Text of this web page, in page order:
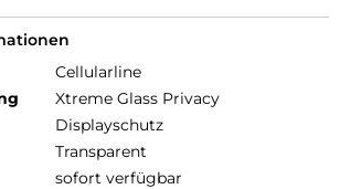
Cellularline
Xtreme Glass Privacy
Displayschutz
Transparent
sofort verfügbar